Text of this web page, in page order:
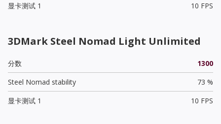
显卡测试 1
10 FPS
3DMark Steel Nomad Light Unlimited
分数
1300
Steel Nomad stability
73 %
显卡测试 1
10 FPS